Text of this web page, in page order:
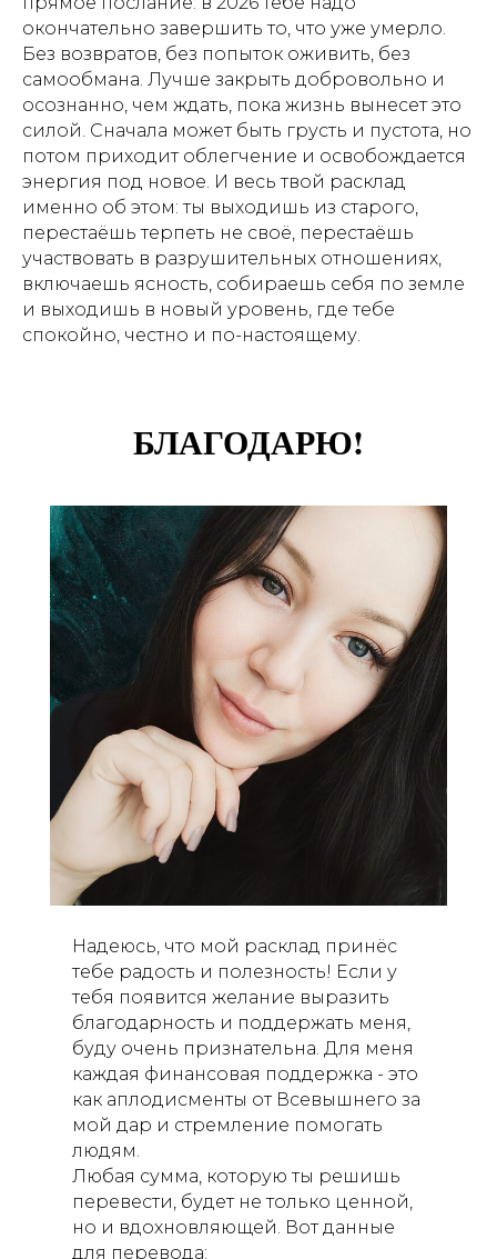
окончательно завершить то, что уже умерло.
Без возвратов, без попыток оживить, без
самообмана. Лучше закрыть добровольно и
осознанно, чем ждать, пока жизнь вынесет это
силой. Сначала может быть грусть и пустота, но
потом приходит облегчение и освобождается
энергия под новое. И весь твой расклад
именно об этом: ты выходишь из старого,
перестаёшь терпеть не своё, перестаёшь
участвовать в разрушительных отношениях,
включаешь ясность, собираешь себя по земле
и выходишь в новый уровень, где тебе
спокойно, честно и по-настоящему.
БЛАГОДАРЮ!
Надеюсь, что мой расклад принёс
тебе радость и полезность! Если у
тебя появится желание выразить
благодарность и поддержать меня,
буду очень признательна. Для меня
каждая финансовая поддержка - это
как аплодисменты от Всевышнего за
мой дар и стремление помогать
людям.
Любая сумма, которую ты решишь
перевести, будет не только ценной,
но и вдохновляющей. Вот данные
для перевода: